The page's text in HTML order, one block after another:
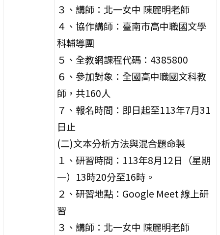
３、講師：北一女中 陳麗明老師
４、協作講師：臺南市高中職國文學
科輔導團
５、全教網課程代碼：4385800
６、參加對象：全國高中職國文科教
師，共160人
７、報名時間：即日起至113年7月31
日止
(二)文本分析方法與混合題命製
１、研習時間：113年8月12日（星期
一）13時20分至16時。
２、研習地點：Google Meet 線上研
習
３、講師：北一女中 陳麗明老師